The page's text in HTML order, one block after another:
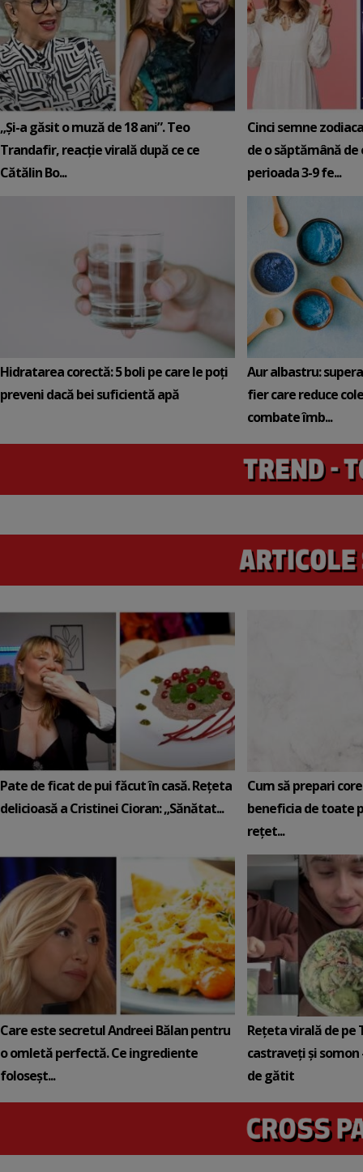
„Și-a găsit o muză de 18 ani”. Teo
Trandafir, reacție virală după ce ce
Cătălin Bo...
Cinci semne
de o săptămână de
perioada 3-9 fe...
Hidratarea corectă: 5 boli pe care le poți
preveni dacă bei suficientă apă
Aur albastru:
fier care reduce
combate îmb...
Pate de ficat de pui făcut în casă. Rețeta
delicioasă a Cristinei Cioran: „Sănătat...
Cum să prepari
beneficia de toate
rețet...
Care este secretul Andreei Bălan pentru
o omletă perfectă. Ce ingrediente
foloseșt...
Rețeta virală de pe
castraveți și somon
de gătit